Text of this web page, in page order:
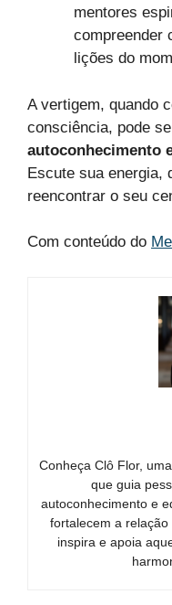
mentores
compreender
lições do
A vertigem, quando
consciência, pode
autoconhecimento
Escute sua energia,
reencontrar o seu
Com conteúdo do
Conheça Clô Flor,
que guia
autoconhecimento e
fortalecem a
inspira e apoia